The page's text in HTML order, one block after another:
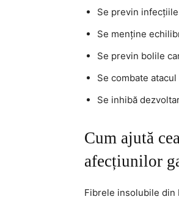
Se previn
Se menține
Se previn bolile
Se combate
Se inhibă
Cum ajută
afecțiunilor
Fibrele insolubile